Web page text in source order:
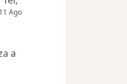
11 Ago
a